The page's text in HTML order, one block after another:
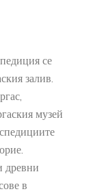
се
залив.
музей
древни
в